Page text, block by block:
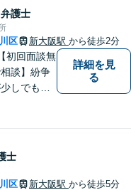
ます。
可】【東
弁護士
区 新大阪駅 から徒歩2分
初回面談無
談】紛争
しでも早
もとに根
とが弁護
います。
詳細を見
る
士
区 新大阪駅 から徒歩5分